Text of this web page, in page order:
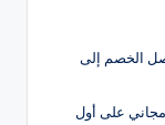
الخصم إلى
على أول